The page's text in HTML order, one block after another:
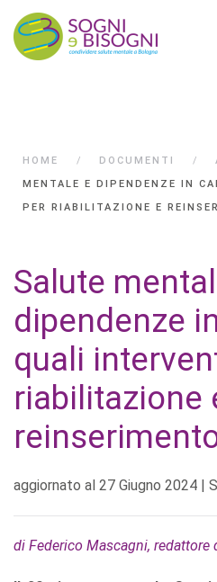
HOME DOCUMENTI
MENTALE E DIPENDENZE IN
PER RIABILITAZIONE E
Salute
dipendenze
quali
riabilitazione
aggiornato al 27 Giugno 2024 |
di Federico Mascagni, redattore